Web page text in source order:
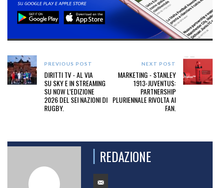
PREVIOUS POST
DIRITTI TV - AL VIA
SU SKY E IN STREAMING
SU NOW L’EDIZIONE
2026 DEL SEI NAZIONI DI
RUGBY.
NEXT POST
MARKETING - STANLEY
1913-JUVENTUS:
PARTNERSHIP
PLURIENNALE RIVOLTA AI
FAN.
REDAZIONE